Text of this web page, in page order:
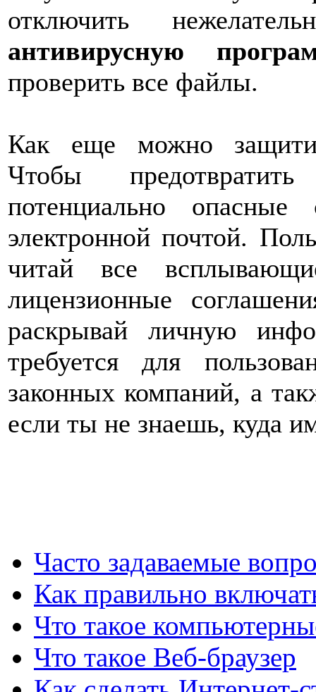
отключить
антивирусную
проверить все файлы.
Как еще можно
Чтобы
потенциально
электронной почтой.
читай все
лицензионные
раскрывай личную
требуется для
законных компаний, а
если ты не знаешь, куда
Часто задаваемые
Как правильно
Что такое
Что такое Веб-браузер